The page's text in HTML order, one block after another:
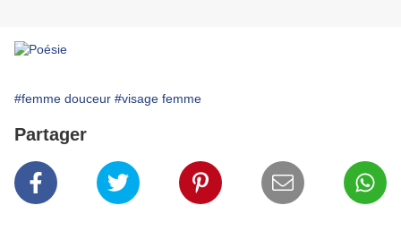
#femme douceur #visage femme
Partager